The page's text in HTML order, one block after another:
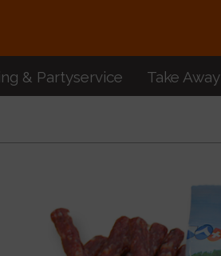
& Partyservice Take Away